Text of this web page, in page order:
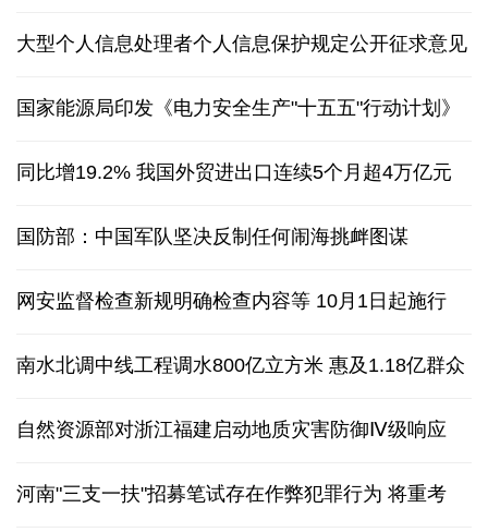
大型个人信息处理者个人信息保护规定公开征求意见
国家能源局印发《电力安全生产"十五五"行动计划》
同比增19.2% 我国外贸进出口连续5个月超4万亿元
国防部：中国军队坚决反制任何闹海挑衅图谋
网安监督检查新规明确检查内容等 10月1日起施行
南水北调中线工程调水800亿立方米 惠及1.18亿群众
自然资源部对浙江福建启动地质灾害防御Ⅳ级响应
河南"三支一扶"招募笔试存在作弊犯罪行为 将重考